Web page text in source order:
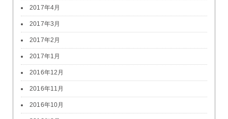
2017年4月
2017年3月
2017年2月
2017年1月
2016年12月
2016年11月
2016年10月